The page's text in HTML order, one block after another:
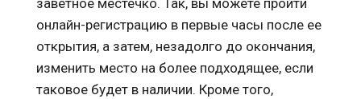
заветное местечко. Так, вы можете пройти
онлайн-регистрацию в первые часы после ее
открытия, а затем, незадолго до окончания,
изменить место на более подходящее, если
таковое будет в наличии. Кроме того,